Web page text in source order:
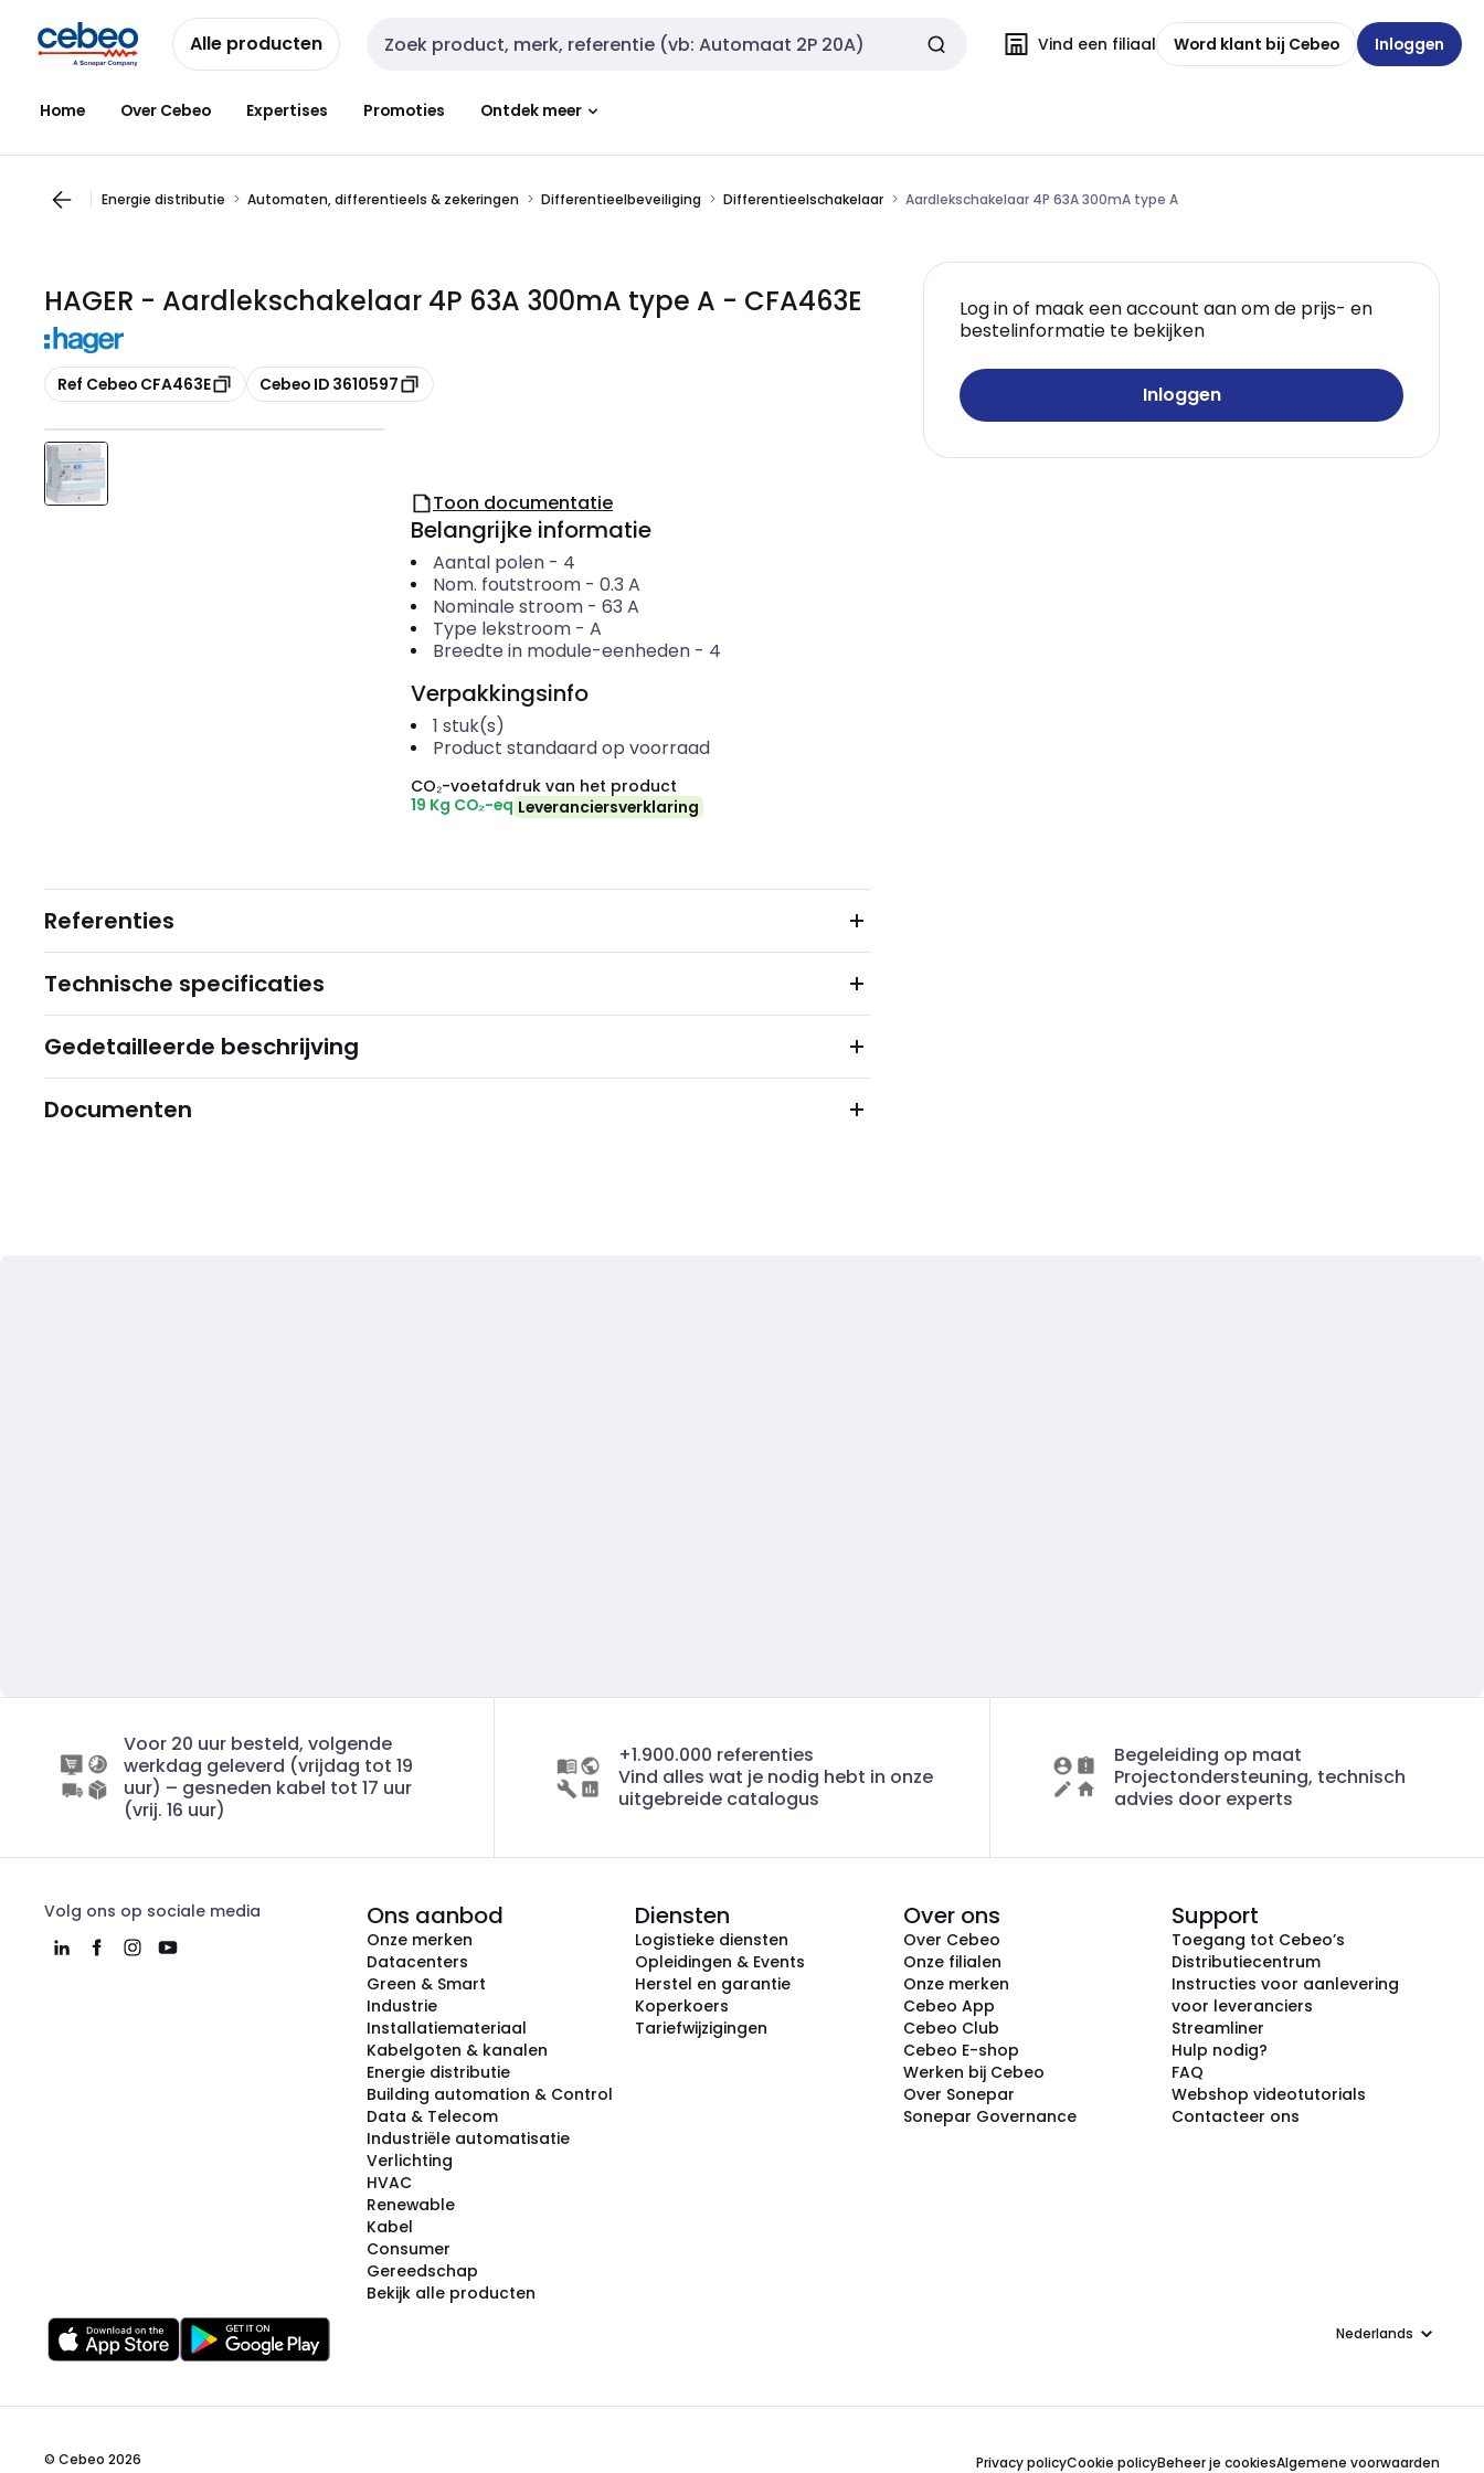
naar
navigatie
naar
inhoud
Alle producten Zoekveld invoer Vind een filiaal Word klant bij Cebeo Inloggen
Home Over Cebeo Expertises Promoties Ontdek meer
Energie distributie Automaten, differentieels & zekeringen Differentieelbeveiliging Differentieelschakelaar Aardlekschakelaar 4P 63A 300mA type A
HAGER - Aardlekschakelaar 4P 63A 300mA type A - CFA463E
Kopiëren
Ref Cebeo CFA463E Kopiëren
Cebeo ID 3610597
Log in of maak een account aan om de prijs- en
bestelinformatie te bekijken
Inloggen
Toon documentatie
Belangrijke informatie
Aantal polen- 4
Nom. foutstroom- 0.3 A
Nominale stroom- 63 A
Type lekstroom- A
Breedte in module-eenheden- 4
Verpakkingsinfo
1 stuk(s)
Product standaard op voorraad
CO₂-voetafdruk van het product
19 Kg CO₂-eq Leveranciersverklaring
Referenties
Technische specificaties
Gedetailleerde beschrijving
Documenten
Voor 20 uur besteld, volgende
werkdag geleverd (vrijdag tot 19
uur) – gesneden kabel tot 17 uur
(vrij. 16 uur)
+1.900.000 referenties
Vind alles wat je nodig hebt in onze
uitgebreide catalogus
Begeleiding op maat
Projectondersteuning, technisch
advies door experts
Volg ons op sociale media Ons aanbod
Onze merken
Datacenters
Green & Smart
Industrie
Installatiemateriaal
Kabelgoten & kanalen
Energie distributie
Building automation & Control
Data & Telecom
Industriële automatisatie
Verlichting
HVAC
Renewable
Kabel
Consumer
Gereedschap
Bekijk alle producten
Diensten
Logistieke diensten
Opleidingen & Events
Herstel en garantie
Koperkoers
Tariefwijzigingen
Over ons
Over Cebeo
Onze filialen
Onze merken
Cebeo App
Cebeo Club
Cebeo E-shop
Werken bij Cebeo
Over Sonepar
Sonepar Governance
Support
Toegang tot Cebeo’s
Distributiecentrum
Instructies voor aanlevering
voor leveranciers
Streamliner
Hulp nodig?
FAQ
Webshop videotutorials
Contacteer ons
Taal
© Cebeo 2026 Privacy policyCookie policyBeheer je cookiesAlgemene voorwaarden